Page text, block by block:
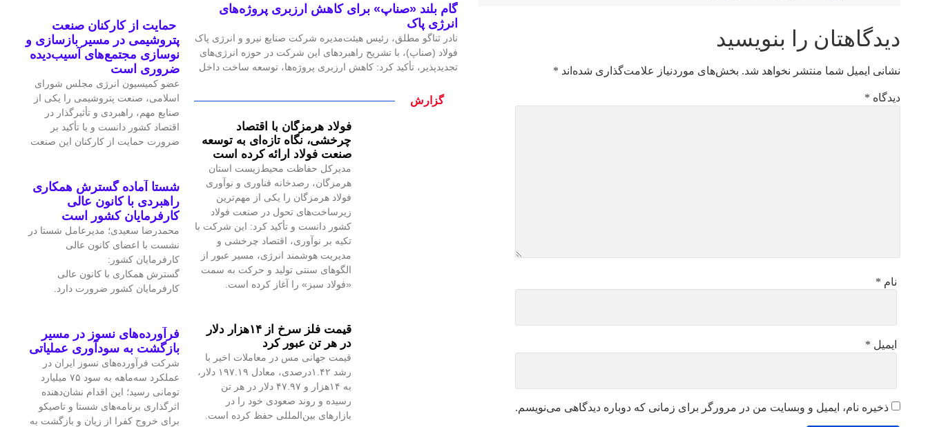
دیدگاهتان را بنویسید
نشانی ایمیل شما منتشر نخواهد شد. بخش‌های موردنیاز علامت‌گذاری شده‌اند *
دیدگاه *
نام *
ایمیل *
ذخیره نام، ایمیل و وبسایت من در مرورگر برای زمانی که دوباره دیدگاهی می‌نویسم.
گام بلند «صناپ» برای کاهش ارزبری پروژه‌های
انرژی پاک
نادر ثناگو مطلق، رئیس هیئت‌مدیره شرکت صنایع نیرو و انرژی پاک
فولاد (صناپ)، با تشریح راهبردهای این شرکت در حوزه انرژی‌های
تجدیدپذیر، تأکید کرد: کاهش ارزبری پروژه‌ها، توسعه ساخت داخل
گزارش
فولاد هرمزگان با اقتصاد
چرخشی، نگاه تازه‌ای به توسعه
صنعت فولاد ارائه کرده است
مدیرکل حفاظت محیط‌زیست استان
هرمزگان، رصدخانه فناوری و نوآوری
فولاد هرمزگان را یکی از مهم‌ترین
زیرساخت‌های تحول در صنعت فولاد
کشور دانست و تأکید کرد: این شرکت با
تکیه بر نوآوری، اقتصاد چرخشی و
مدیریت هوشمند انرژی، مسیر عبور از
الگوهای سنتی تولید و حرکت به سمت
«فولاد سبز» را آغاز کرده است.
قیمت فلز سرخ از ۱۴هزار دلار
در هر تن عبور کرد
قیمت جهانی مس در معاملات اخیر با
رشد ۱.۴۲درصدی، معادل ۱۹۷.۱۹ دلار،
به ۱۴هزار و ۴۷.۹۷ دلار در هر تن
رسیده و روند صعودی خود را در
بازارهای بین‌المللی حفظ کرده است.
حمایت از کارکنان صنعت
پتروشیمی در مسیر بازسازی و
نوسازی مجتمع‌های آسیب‌دیده
ضروری است
عضو کمیسیون انرژی مجلس شورای
اسلامی، صنعت پتروشیمی را یکی از
صنایع مهم، راهبردی و تأثیرگذار در
اقتصاد کشور دانست و با تأکید بر
ضرورت حمایت از کارکنان این صنعت
شستا آماده گسترش همکاری
راهبردی با کانون عالی
کارفرمایان کشور است
محمدرضا سعیدی؛ مدیرعامل شستا در
نشست با اعضای کانون عالی
کارفرمایان کشور:
گسترش همکاری با کانون عالی
کارفرمایان کشور ضرورت دارد.
فرآورده‌های نسوز در مسیر
بازگشت به سودآوری عملیاتی
شرکت فرآورده‌های نسوز ایران در
عملکرد سه‌ماهه به سود ۷۵ میلیارد
تومانی رسید؛ این اقدام نشان‌دهنده
اثرگذاری برنامه‌های شستا و تاصیکو
برای خروج کفرا از زیان و بازگشت به